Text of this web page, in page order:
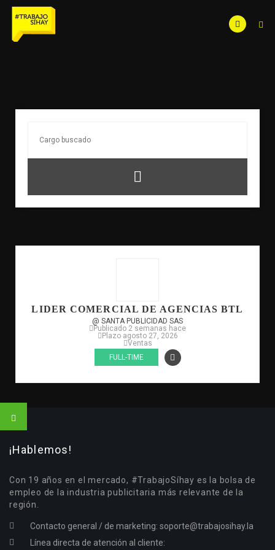
LIDER COMERCIAL DE AGENCIAS BTL
@ SANTA PUBLICIDAD SAS
Publicado 2 semanas hace
Plazo agosto 27, 2026
Ventas
FULL-TIME
¡Hablemos!
Con 19 años en el mercado, #TrabajoSíhay es la bolsa de
empleo de la industria publicitaria más relevante de la
región.
Contacto general / de marketing: soporte@trabajosihay.la
Línea directa de atención al cliente: